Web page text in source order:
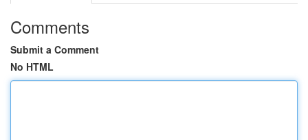
Comments
Submit a Comment
No HTML